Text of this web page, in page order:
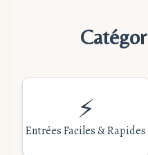
⚡
Entrées Faciles & Rapides